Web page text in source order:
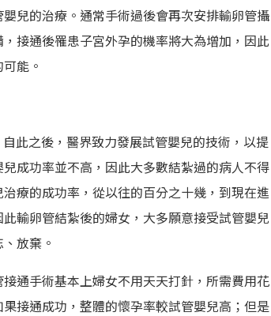
兒的治療。通常手術過後會再次安排輸卵管攝
接通後罹患子宮外孕的機率將大為增加，因此
能。
此之後，醫界致力發展試管嬰兒的技術，以提
成功率並不高，因此大多數結紮過的病人不得
療的成功率，從以往的百分之十幾，到現在進
輸卵管結紮後的婦女，大多願意接受試管嬰兒
放棄。
通手術基本上婦女不用天天打針，所需費用花
接通成功，整體的懷孕率較試管嬰兒高；但是